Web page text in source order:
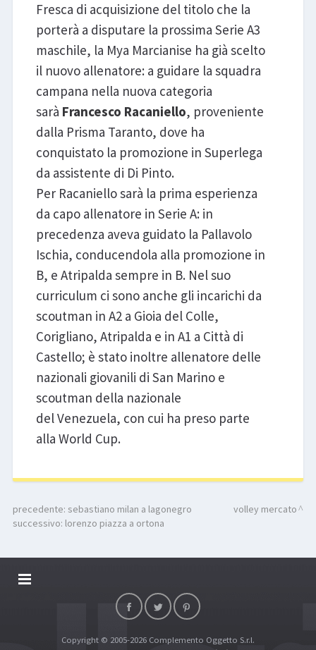
Fresca di acquisizione del titolo che la
porterà a disputare la prossima Serie A3
maschile, la Mya Marcianise ha già scelto
il nuovo allenatore: a guidare la squadra
campana nella nuova categoria
sarà Francesco Racaniello, proveniente
dalla Prisma Taranto, dove ha
conquistato la promozione in Superlega
da assistente di Di Pinto.
Per Racaniello sarà la prima esperienza
da capo allenatore in Serie A: in
precedenza aveva guidato la Pallavolo
Ischia, conducendola alla promozione in
B, e Atripalda sempre in B. Nel suo
curriculum ci sono anche gli incarichi da
scoutman in A2 a Gioia del Colle,
Corigliano, Atripalda e in A1 a Città di
Castello; è stato inoltre allenatore delle
nazionali giovanili di San Marino e
scoutman della nazionale
del Venezuela, con cui ha preso parte
alla World Cup.
precedente: sebastiano milan a lagonegro
successivo: lorenzo piazza a ortona
volley mercato
DALLARIVOLLEY SOSTIENE
TOP RICERCHECopyright © 2005-2026 Complemento Oggetto S.r.l.